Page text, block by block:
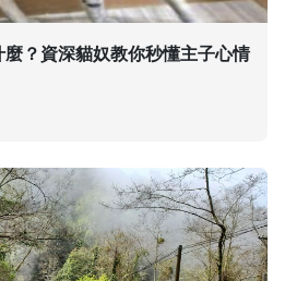
？資深貓奴教你秒懂主子心情